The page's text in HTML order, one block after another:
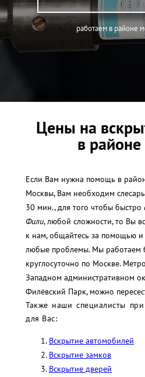
работаем в районе
Цены на
в
Если Вам нужна помощь в
Москвы, Вам необходим
30 мин., для того чтобы быстро
Фили, любой сложности, то Вы
к нам, общайтесь за помощью
любые проблемы. Мы работаем
круглосуточно по Москве.
Западном административном
Филёвский Парк, можно
Также наши специалисты
для Вас:
Вскрытие автомобилей
Вскрытие замков
Вскрытие дверей